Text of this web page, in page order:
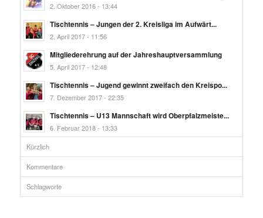
2. Oktober 2016 - 13:44
Tischtennis – Jungen der 2. Kreisliga im Aufwärt...
2. April 2017 - 11:56
Mitgliederehrung auf der Jahreshauptversammlung
5. April 2017 - 12:48
Tischtennis – Jugend gewinnt zweifach den Kreispo...
7. Dezember 2017 - 22:35
Tischtennis – U13 Mannschaft wird Oberpfalzmeiste...
6. Februar 2018 - 13:33
Kürzlich
Kommentare
Schlagworte